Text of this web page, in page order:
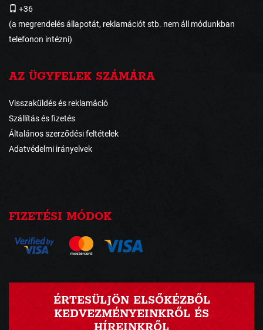
+36
(a megrendelés állapotát, reklamációt stb. nem áll módunkban
telefonon intézni)
AZ ÜGYFELEK SZÁMÁRA
Visszaküldés és reklamáció
Szállítás és fizetés
Általános szerződési feltételek
Adatvédelmi irányelvek
FIZETÉSI MÓDOK
ÉRTESÜLJÖN ELSŐKÉZBŐL
KEDVEZMÉNYEINKRŐL ÉS